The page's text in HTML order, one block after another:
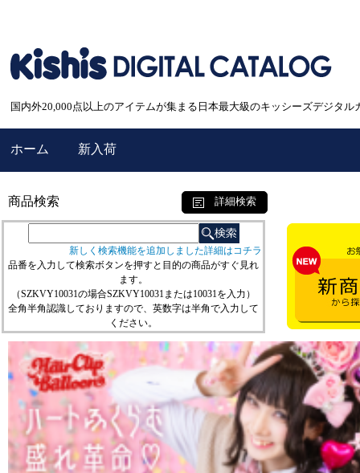
国内外20,000点以上のアイテムが集まる日本最大級のキッシーズデジタル
ホーム 新入荷
商品検索 詳細検索
新しく検索機能を追加しました詳細はコチラ
品番を入力して検索ボタンを押すと目的の商品がすぐ見れ
ます。
（SZKVY10031の場合SZKVY10031または10031を入力）
全角半角認識しておりますので、英数字は半角で入力して
ください。